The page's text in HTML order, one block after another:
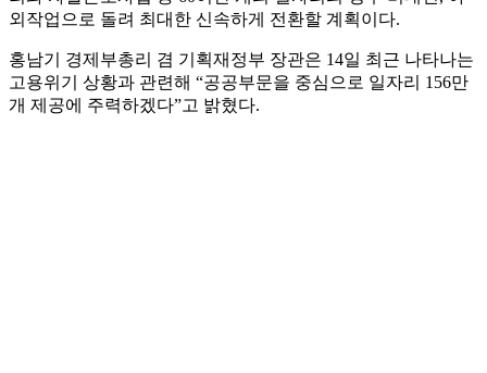
외작업으로 돌려 최대한 신속하게 전환할 계획이다.
홍남기 경제부총리 겸 기획재정부 장관은 14일 최근 나타나는
고용위기 상황과 관련해 “공공부문을 중심으로 일자리 156만
개 제공에 주력하겠다”고 밝혔다.